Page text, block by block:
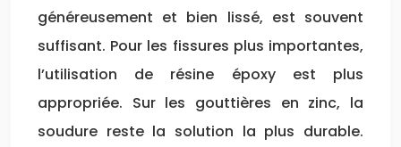
généreusement et bien lissé, est souvent
suffisant. Pour les fissures plus importantes,
l’utilisation de résine époxy est plus
appropriée. Sur les gouttières en zinc, la
soudure reste la solution la plus durable.